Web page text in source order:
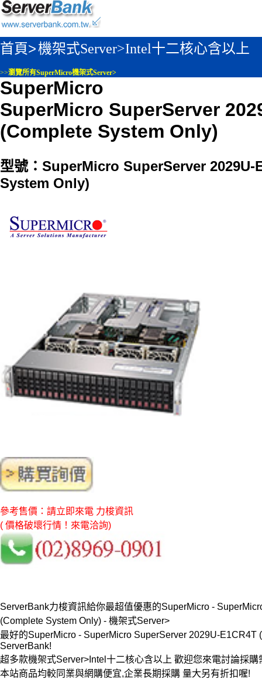
首頁>機架式Server>Intel十二核心含以上
>>瀏覽所有SuperMicro機架式Server>
SuperMicro
SuperMicro SuperServer
(Complete System Only)
型號：SuperMicro SuperServer 2029U-
System Only)
參考售價：請立即來電 力梭資訊
( 價格破壞行情！來電洽詢)
ServerBank力梭資訊給你最超值優惠的SuperMicro -
(Complete System Only) - 機架式Server>
最好的SuperMicro - SuperMicro SuperServer 2029U-E1CR4T
ServerBank!
超多款機架式Server>Intel十二核心含以上 歡迎您來電討論採
本站商品均較同業與網購便宜,企業長期採購 量大另有折扣喔!